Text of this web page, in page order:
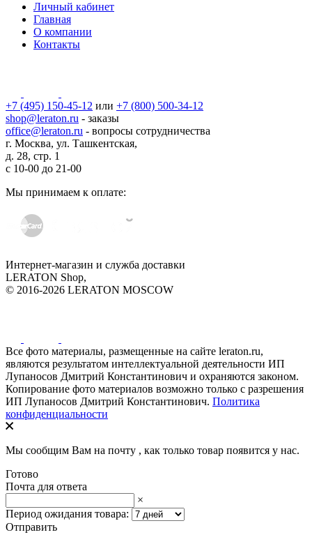
Личный кабинет
Главная
О компании
Контакты
+7 (495) 150-45-12 или +7 (800) 500-34-12
shop@leraton.ru - заказы
office@leraton.ru - вопросы сотрудничества
г. Москва, ул. Ташкентская,
д. 28, стр. 1
с 10-00 до 21-00
Мы принимаем к оплате:
Интернет-магазин и служба доставки
LERATON Shop,
© 2016-2026 LERATON MOSCOW
Все фото материалы, размещенные на сайте leraton.ru,
являются результатом интеллектуальной деятельности ИП
Лупаносов Дмитрий Константинович и охраняются законом.
Копирование фото материалов возможно только с разрешения
ИП Лупаносов Дмитрий Константинович. Политика
конфиденциальности
Мы сообщим Вам на почту , как только товар появится у нас.
Готово
Почта для ответа
×
Период ожидания товара:
Отправить